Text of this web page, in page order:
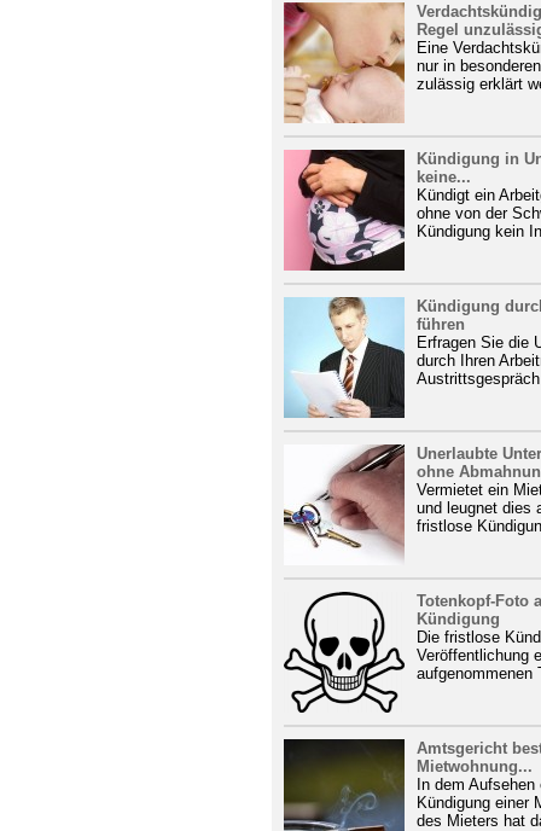
Regel
Eine
nur in
zulässig erklärt
Kündigung in
keine...
Kündigt ein
ohne von der
Kündigung kein
Kündigung
führen
Erfragen Sie die
durch Ihren
Unerlaubte
ohne
Vermietet ein
und leugnet dies
fristlose
Totenkopf-Foto
Kündigung
Die fristlose
Veröffentlichung
aufgenommenen
Amtsgericht
Mietwohnung...
In dem
Kündigung einer
des Mieters hat